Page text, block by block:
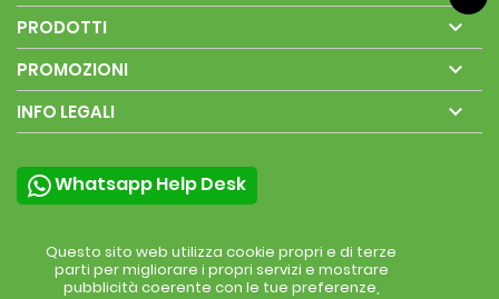
PRODOTTI 
PROMOZIONI 
INFO LEGALI 
Whatsapp Help Desk
Questo sito web utilizza cookie propri e di terze
parti per migliorare i propri servizi e mostrare
pubblicità coerente con le tue preferenze,